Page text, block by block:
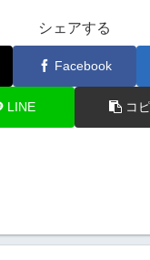
シェアする
Facebook
LINE コ